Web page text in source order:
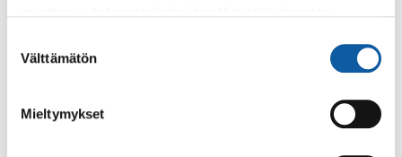
valinta
Välttämätön
Mieltymykset